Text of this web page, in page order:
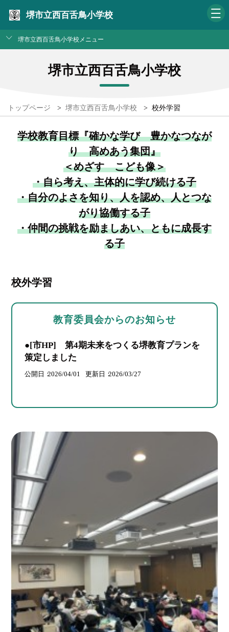
堺市立西百舌鳥小学校
堺市立西百舌鳥小学校メニュー
堺市立西百舌鳥小学校
トップページ > 堺市立西百舌鳥小学校 > 校外学習
学校教育目標『確かな学び 豊かなつなが
り 高めあう集団』
＜めざす こども像＞
・自ら考え、主体的に学び続ける子
・自分のよさを知り、人を認め、人とつな
がり協働する子
・仲間の挑戦を励ましあい、ともに成長す
る子
校外学習
教育委員会からのお知らせ
●[市HP] 第4期未来をつくる堺教育プランを
策定しました
公開日 2026/04/01 更新日 2026/03/27